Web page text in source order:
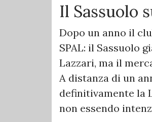
Il Sassuolo
Dopo un anno il
SPAL: il Sassuolo
Lazzari, ma il
A distanza di un
definitivamente la
non essendo